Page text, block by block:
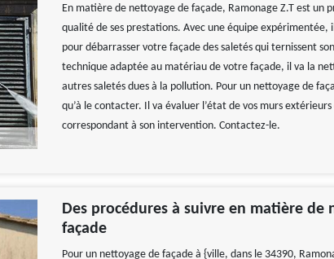
En matière de nettoyage de façade, Ramonage Z.T est un
qualité de ses prestations. Avec une équipe expérimentée,
pour débarrasser votre façade des saletés qui ternissent
technique adaptée au matériau de votre façade, il va la
autres saletés dues à la pollution. Pour un nettoyage de
qu’à le contacter. Il va évaluer l’état de vos murs
correspondant à son intervention. Contactez-le.
Des procédures à suivre en matière de
façade
Pour un nettoyage de façade à {ville, dans le 34390,